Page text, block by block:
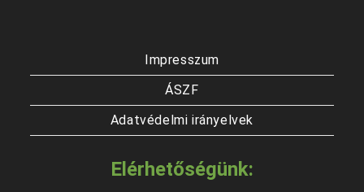
Impresszum
ÁSZF
Adatvédelmi irányelvek
Elérhetőségünk: